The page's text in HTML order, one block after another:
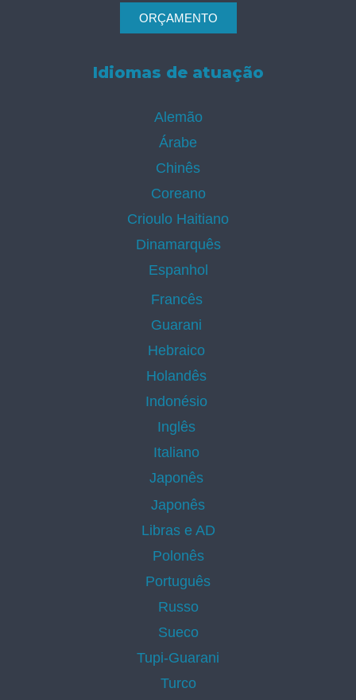
ORÇAMENTO
Idiomas de atuação
Alemão
Árabe
Chinês
Coreano
Crioulo Haitiano
Dinamarquês
Espanhol
Francês
Guarani
Hebraico
Holandês
Indonésio
Inglês
Italiano
Japonês
Japonês
Libras e AD
Polonês
Português
Russo
Sueco
Tupi-Guarani
Turco